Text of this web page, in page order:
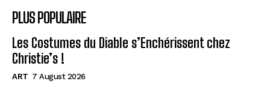
PLUS POPULAIRE
Les Costumes du Diable s’Enchérissent chez
Christie’s !
ART 7 August 2026